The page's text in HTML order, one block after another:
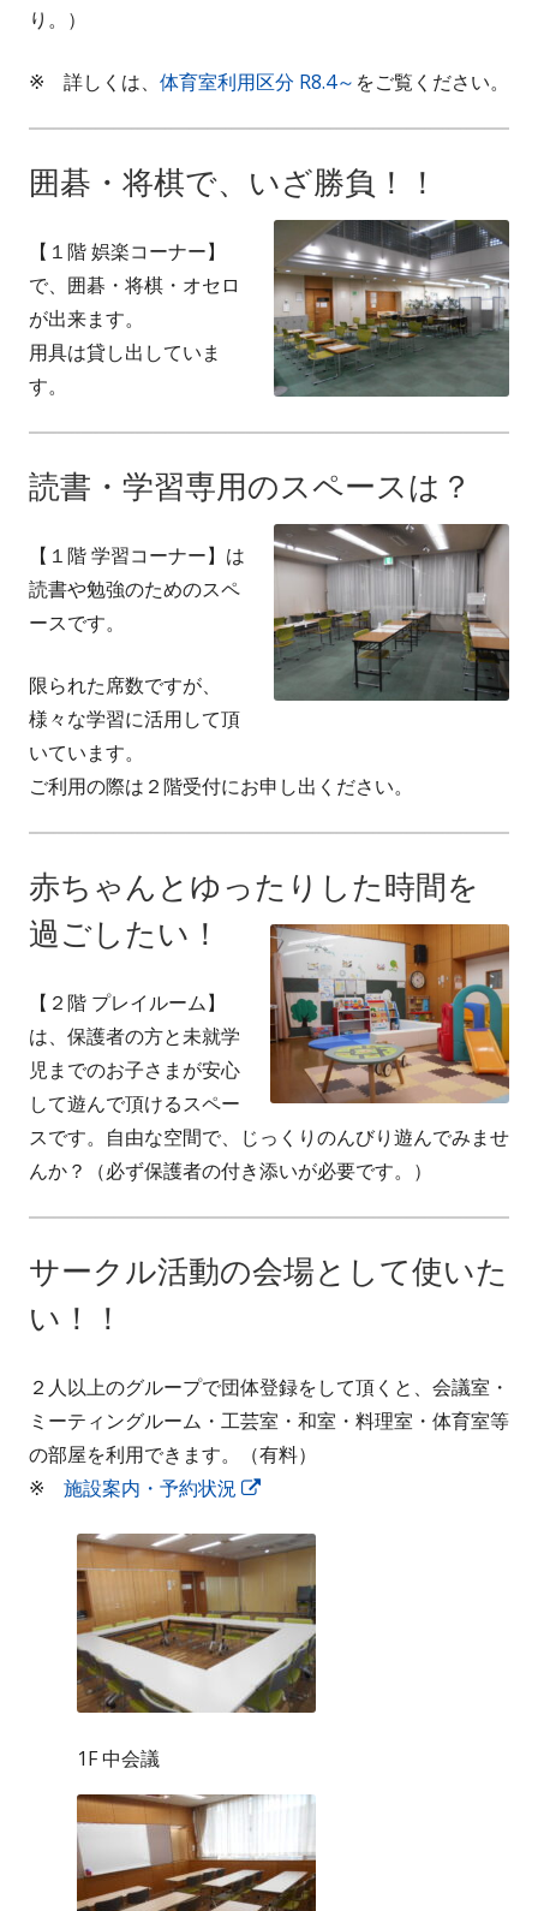
り。）
※ 詳しくは、 体育室利用区分 R8.4～ をご覧ください。
囲碁・将棋で、いざ勝負！！
【１階 娯楽コーナー】
で、囲碁・将棋・オセロ
が出来ます。
用具は貸し出していま
す。
読書・学習専用のスペースは？
【１階 学習コーナー】は
読書や勉強のためのスペ
ースです。
限られた席数ですが、
様々な学習に活用して頂
いています。
ご利用の際は２階受付にお申し出ください。
赤ちゃんとゆったりした時間を
過ごしたい！
【２階 プレイルーム】
は、保護者の方と未就学
児までのお子さまが安心
して遊んで頂けるスペー
スです。自由な空間で、じっくりのんびり遊んでみませ
んか？（必ず保護者の付き添いが必要です。）
サークル活動の会場として使いた
い！！
２人以上のグループで団体登録をして頂くと、会議室・
ミーティングルーム・工芸室・和室・料理室・体育室等
の部屋を利用できます。（有料）
※ 施設案内・予約状況
い
ィ
ン
ド
開
ま
す
1F 中会議